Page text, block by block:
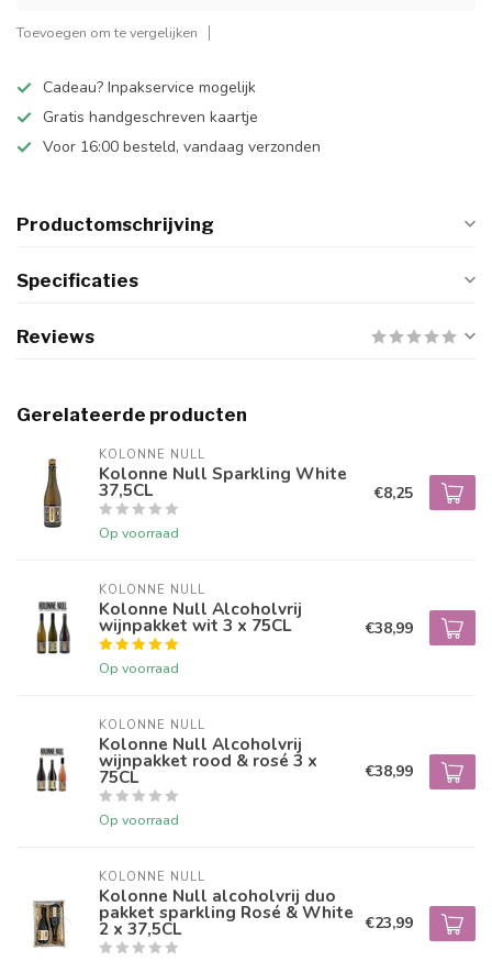
Toevoegen om te vergelijken
Cadeau? Inpakservice mogelijk
Gratis handgeschreven kaartje
Voor 16:00 besteld, vandaag verzonden
Productomschrijving
Specificaties
Reviews
Gerelateerde producten
KOLONNE NULL
Kolonne Null Sparkling White
37,5CL
Op voorraad
€8,25
KOLONNE NULL
Kolonne Null Alcoholvrij
wijnpakket wit 3 x 75CL
Op voorraad
€38,99
KOLONNE NULL
Kolonne Null Alcoholvrij
wijnpakket rood & rosé 3 x
75CL
Op voorraad
€38,99
KOLONNE NULL
Kolonne Null alcoholvrij duo
pakket sparkling Rosé & White
2 x 37,5CL €23,99